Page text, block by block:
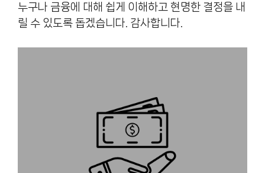
누구나 금융에 대해 쉽게 이해하고 현명한 결정을 내
릴 수 있도록 돕겠습니다. 감사합니다.